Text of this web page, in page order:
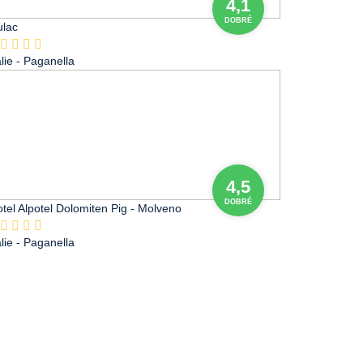
4,1
DOBRÉ
- Paganella
4,5
DOBRÉ
Alpotel Dolomiten Pig - Molveno
- Paganella